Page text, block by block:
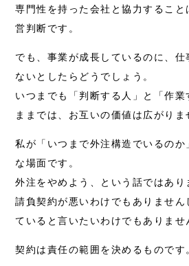
専門性を持った会社と協力するこ
営判断です。
でも、事業が成長しているのに、仕
ないとしたらどうでしょう。
いつまでも「判断する人」と「作
ままでは、お互いの価値は広がりま
私が「いつまで外注構造でいるのか
な場面です。
外注をやめよう、という話ではあり
請負契約が悪いわけでもありませ
ていると言いたいわけでもありませ
契約は責任の範囲を決めるものです